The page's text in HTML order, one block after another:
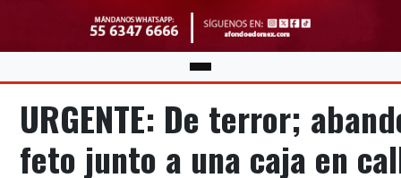
URGENTE: De terror;
feto junto a una caja en